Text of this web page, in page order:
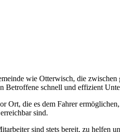
wie Otterwisch, die zwischen
Betroffene schnell und effizient
die es dem Fahrer
sind.
sind stets bereit, zu helfen